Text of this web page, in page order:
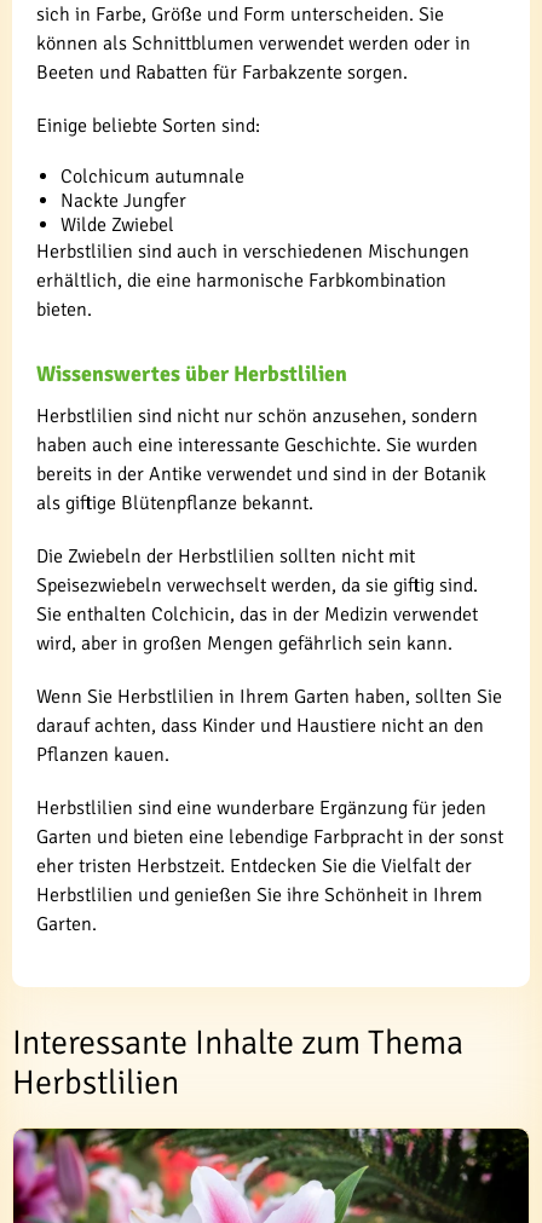
sich in Farbe, Größe und Form unterscheiden. Sie
können als Schnittblumen verwendet werden oder in
Beeten und Rabatten für Farbakzente sorgen.
Einige beliebte Sorten sind:
Colchicum autumnale
Nackte Jungfer
Wilde Zwiebel
Herbstlilien sind auch in verschiedenen Mischungen
erhältlich, die eine harmonische Farbkombination
bieten.
Wissenswertes über Herbstlilien
Herbstlilien sind nicht nur schön anzusehen, sondern
haben auch eine interessante Geschichte. Sie wurden
bereits in der Antike verwendet und sind in der Botanik
als giftige Blütenpflanze bekannt.
Die Zwiebeln der Herbstlilien sollten nicht mit
Speisezwiebeln verwechselt werden, da sie giftig sind.
Sie enthalten Colchicin, das in der Medizin verwendet
wird, aber in großen Mengen gefährlich sein kann.
Wenn Sie Herbstlilien in Ihrem Garten haben, sollten Sie
darauf achten, dass Kinder und Haustiere nicht an den
Pflanzen kauen.
Herbstlilien sind eine wunderbare Ergänzung für jeden
Garten und bieten eine lebendige Farbpracht in der sonst
eher tristen Herbstzeit. Entdecken Sie die Vielfalt der
Herbstlilien und genießen Sie ihre Schönheit in Ihrem
Garten.
Interessante Inhalte zum Thema
Herbstlilien